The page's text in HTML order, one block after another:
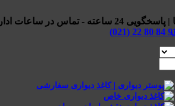
- تماس در ساعات اداری